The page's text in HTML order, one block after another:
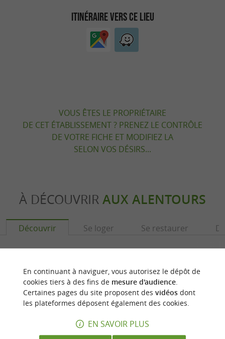
ITINÉRAIRE VERS CE LIEU
VOUS ÊTES LE PROPRIÉTAIRE
DE CET ÉTABLISSEMENT ? PRENEZ LE CONTRÔLE
DE VOTRE FICHE ET MODIFIEZ LA
SELON VOS DÉSIRS...
À DÉCOUVRIR AUX ALENTOURS
Découvrir Se loger Se restaurer
En continuant à naviguer, vous autorisez le dépôt de
cookies tiers à des fins de mesure d'audience.
Certaines pages du site proposent des vidéosdont
les plateformes déposent également des cookies.
EN SAVOIR PLUS